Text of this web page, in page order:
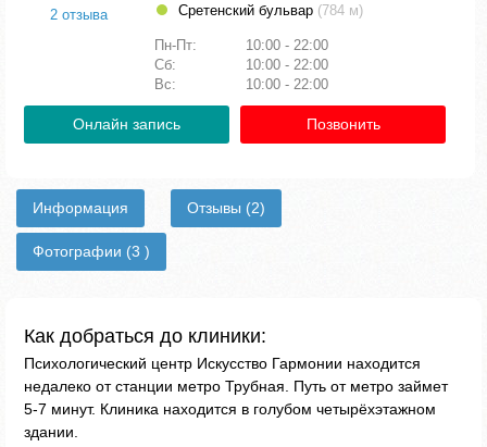
2 отзыва
Сретенский бульвар (784 м)
Пн-Пт:
10:00 - 22:00
Сб:
10:00 - 22:00
Вс:
10:00 - 22:00
Онлайн запись Позвонить
Информация Отзывы (2)
Фотографии (3 )
Как добраться до клиники:
Психологический центр Искусство Гармонии находится
недалеко от станции метро Трубная. Путь от метро займет
5-7 минут. Клиника находится в голубом четырёхэтажном
здании.